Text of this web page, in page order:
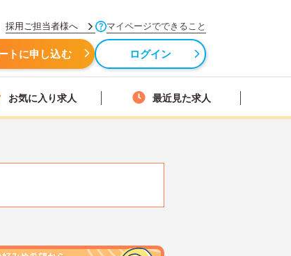
採用ご担当者様へ マイページでできること
トに申し込む ログイン
お気に入り求人 最近見た求人